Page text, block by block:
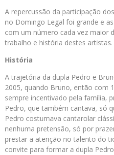
A repercussão da participação
no Domingo Legal foi grande e
com um número cada vez maior
trabalho e história destes artistas.
História
A trajetória da dupla Pedro e
2005, quando Bruno, então com
sempre incentivado pela família,
Pedro, que também cantava, só
Pedro costumava cantarolar
nenhuma pretensão, só por
prestar a atenção no talento do
convite para formar a dupla